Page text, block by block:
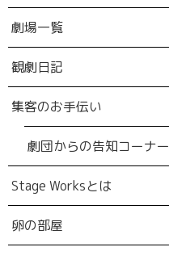
劇場一覧
観劇日記
集客のお手伝い
劇団からの告知コーナー
Stage Worksとは
卵の部屋